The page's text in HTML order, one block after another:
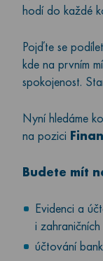
hodí do každé
Pojďte se
kde na prvním
spokojenost.
Nyní hledáme
na pozici
Budete mít
Evidenci a
i zahraničních
účtování